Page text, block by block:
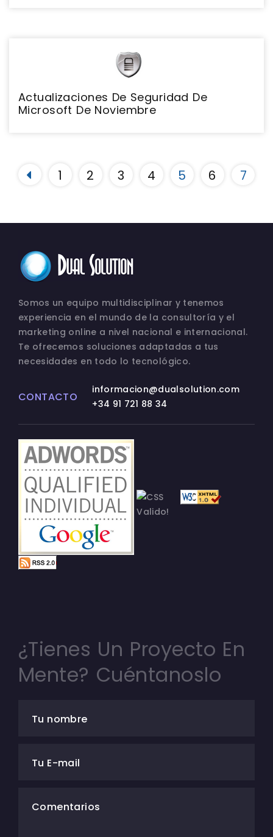
Actualizaciones De Seguridad De
Microsoft De Noviembre
1 2 3 4 5 6 7
Somos un equipo multidisciplinar y tenemos
experiencia en el mundo de la consultoría y el
marketing online a nivel nacional e internacional.
Te ofrecemos soluciones adaptadas a tus
necesidades en todo lo tecnológico.
CONTACTO
informacion@dualsolution.com
+34 91 721 88 34
¿Tienes Un Proyecto En
Mente? Cuéntanoslo
Tu nombre
Tu E-mail
Comentarios